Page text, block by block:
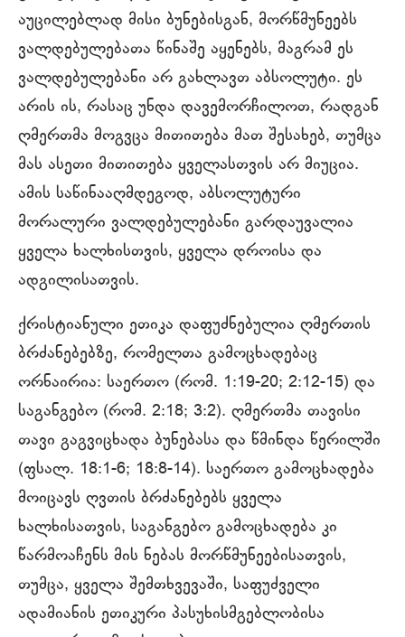
აუცილებლად მისი ბუნებისგან, მორწმუნეებს
ვალდებულებათა წინაშე აყენებს, მაგრამ ეს
ვალდებულებანი არ გახლავთ აბსოლუტი. ეს
არის ის, რასაც უნდა დავემორჩილოთ, რადგან
ღმერთმა მოგვცა მითითება მათ შესახებ, თუმცა
მას ასეთი მითითება ყველასთვის არ მიუცია.
ამის საწინააღმდეგოდ, აბსოლუტური
მორალური ვალდებულებანი გარდაუვალია
ყველა ხალხისთვის, ყველა დროისა და
ადგილისათვის.
ქრისტიანული ეთიკა დაფუძნებულია ღმერთის
ბრძანებებზე, რომელთა გამოცხადებაც
ორნაირია: საერთო (რომ. 1:19-20; 2:12-15) და
საგანგებო (რომ. 2:18; 3:2). ღმერთმა თავისი
თავი გაგვიცხადა ბუნებასა და წმინდა წერილში
(ფსალ. 18:1-6; 18:8-14). საერთო გამოცხადება
მოიცავს ღვთის ბრძანებებს ყველა
ხალხისათვის, საგანგებო გამოცხადება კი
წარმოაჩენს მის ნებას მორწმუნეებისათვის,
თუმცა, ყველა შემთხვევაში, საფუძველი
ადამიანის ეთიკური პასუხისმგებლობისა